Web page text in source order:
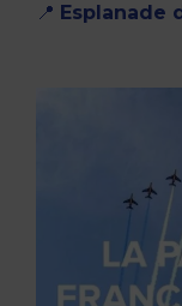
📍 Esplanade